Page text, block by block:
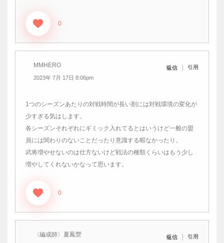
0
MMHERO
2023年 7月 17日 8:06pm
返信 引用
1つのシーズンあたりの対戦時間が長い割には対戦環境の変化が
少すぎる気はします。
各シーズンそれぞれにギミック入れてるとはいうけど一般の盟
員には関わりのないことだったり意識する暇なかったり。
武将増やせないのは仕方ないけど戦法の種類くらいはもう少し
増やしてくれないかなって思います。
0
〈編成師〉夏鳳營 返信 引用